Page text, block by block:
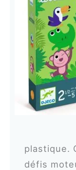
plastique.
défis